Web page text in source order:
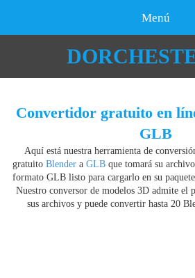
Menú
Convertidor gratuito en
GLB
Aquí está nuestra herramienta de
gratuito Blender a GLB que tomará su
formato GLB listo para cargarlo en su
Nuestro conversor de modelos 3D admite el
sus archivos y puede convertir hasta 20